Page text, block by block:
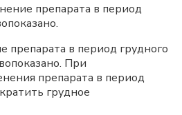
препарата в период
препарата в период грудного
При
препарата в период
грудное